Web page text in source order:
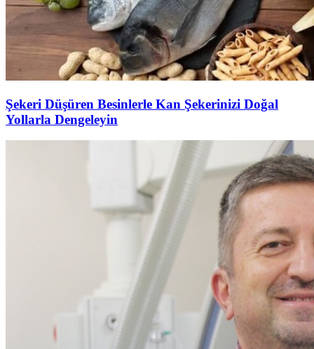
Şekeri Düşüren Besinlerle Kan Şekerinizi Doğal
Yollarla Dengeleyin